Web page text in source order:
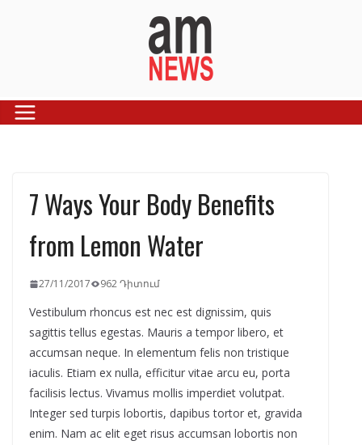
7 Ways Your Body Benefits
from Lemon Water
27/11/2017 962 Դիտում
Vestibulum rhoncus est nec est dignissim, quis
sagittis tellus egestas. Mauris a tempor libero, et
accumsan neque. In elementum felis non tristique
iaculis. Etiam ex nulla, efficitur vitae arcu eu, porta
facilisis lectus. Vivamus mollis imperdiet volutpat.
Integer sed turpis lobortis, dapibus tortor et, gravida
enim. Nam ac elit eget risus accumsan lobortis non